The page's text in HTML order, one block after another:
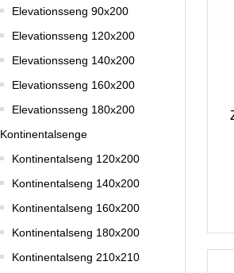
Elevationsseng 90x200
Elevationsseng 120x200
Elevationsseng 140x200
Elevationsseng 160x200
Elevationsseng 180x200
Kontinentalsenge
Kontinentalseng 120x200
Kontinentalseng 140x200
Kontinentalseng 160x200
Kontinentalseng 180x200
Kontinentalseng 210x210